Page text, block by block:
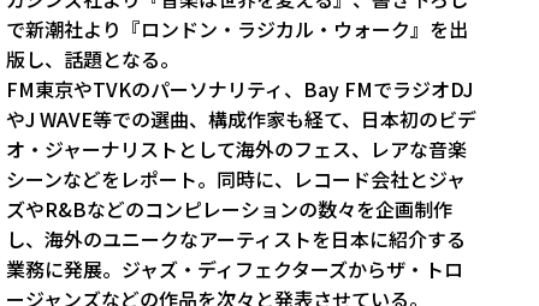
で新潮社より『ロンドン・ラジカル・ウォーク』を出
版し、話題となる。
FM東京やTVKのパーソナリティ、Bay FMでラジオDJ
やJ WAVE等での選曲、構成作家も経て、日本初のビデ
オ・ジャーナリストとして海外のフェス、レアな音楽
シーンなどをレポート。同時に、レコード会社とジャ
ズやR&Bなどのコンピレーションの数々を企画制作
し、海外のユニークなアーティストを日本に紹介する
業務に発展。ジャズ・ディフェクターズからザ・トロ
ージャンズなどの作品を次々と発表させている。